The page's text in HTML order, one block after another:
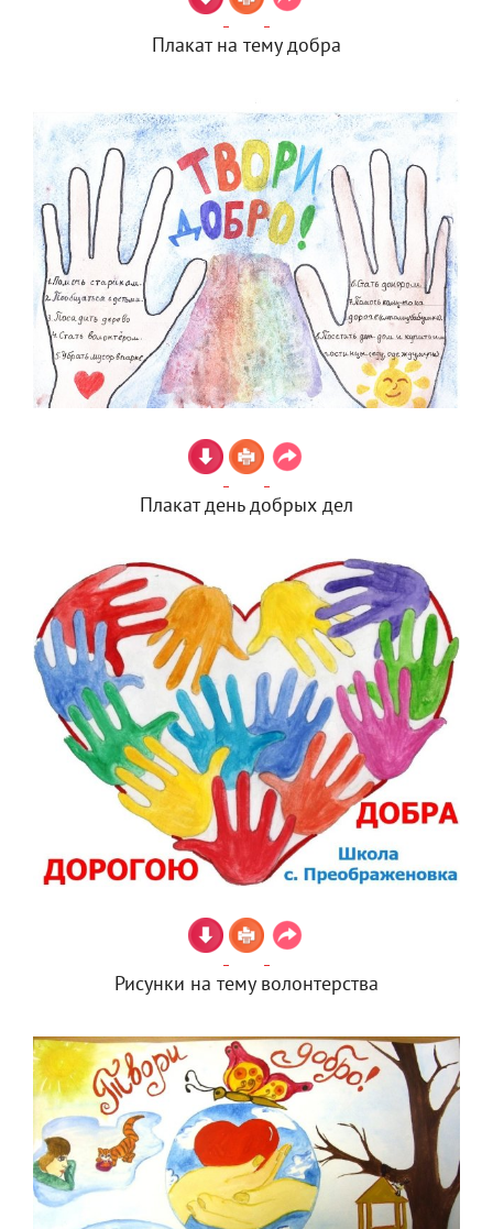
Плакат на тему добра
Плакат день добрых дел
Рисунки на тему волонтерства